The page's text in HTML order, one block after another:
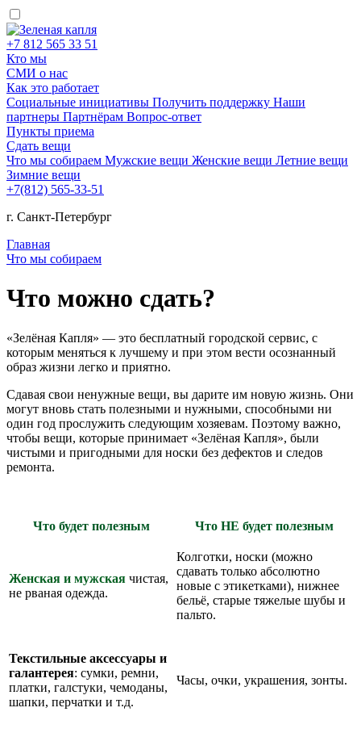
+7 812 565 33 51
Кто мы
СМИ о нас
Как это работает
Социальные инициативы Получить поддержку Наши
партнеры Партнёрам Вопрос-ответ
Пункты приема
Сдать вещи
Что мы собираем Мужские вещи Женские вещи Летние вещи
Зимние вещи
+7(812) 565-33-51
г. Санкт-Петербург
Главная
Что мы собираем
Что можно сдать?
«Зелёная Капля» — это бесплатный городской сервис, с
которым меняться к лучшему и при этом вести осознанный
образ жизни легко и приятно.
Сдавая свои ненужные вещи, вы дарите им новую жизнь. Они
могут вновь стать полезными и нужными, способными ни
один год прослужить следующим хозяевам. Поэтому важно,
чтобы вещи, которые принимает «Зелёная Капля», были
чистыми и пригодными для носки без дефектов и следов
ремонта.
Что будет полезным Что НЕ будет полезным
Женская и мужская чистая,
не рваная одежда.
Колготки, носки (можно
сдавать только абсолютно
новые с этикетками), нижнее
бельё, старые тяжелые шубы и
пальто.
Текстильные аксессуары и
галантерея: сумки, ремни,
платки, галстуки, чемоданы,
шапки, перчатки и т.д.
Часы, очки, украшения, зонты.